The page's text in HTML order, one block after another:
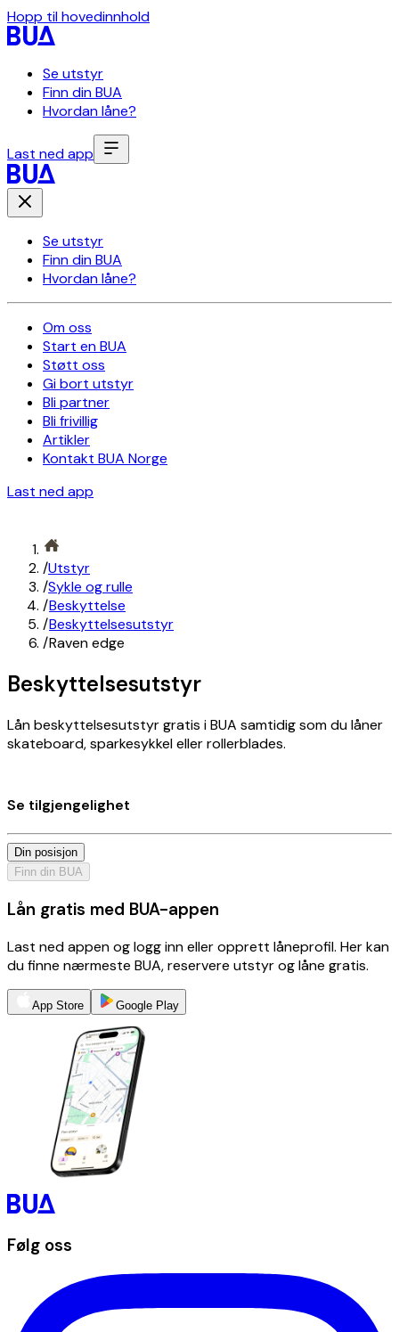
Hopp til hovedinnhold
Se utstyr
Finn din BUA
Hvordan låne?
Last ned app
Se utstyr
Finn din BUA
Hvordan låne?
Om oss
Start en BUA
Støtt oss
Gi bort utstyr
Bli partner
Bli frivillig
Artikler
Kontakt BUA Norge
Last ned app
/Utstyr
/Sykle og rulle
/Beskyttelse
/Beskyttelsesutstyr
/Raven edge
Beskyttelsesutstyr
Lån beskyttelsesutstyr gratis i BUA samtidig som du låner
skateboard, sparkesykkel eller rollerblades.
Se tilgjengelighet
Din posisjon
Finn din BUA
Lån gratis med BUA-appen
Last ned appen og logg inn eller opprett låneprofil. Her kan
du finne nærmeste BUA, reservere utstyr og låne gratis.
App Store Google Play
Følg oss